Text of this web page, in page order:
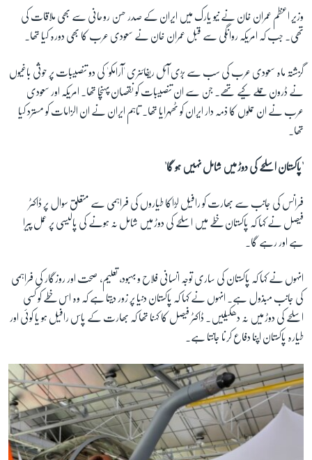
وزیر اعظم عمران خان نے نیو یارک میں ایران کے صدر حسن روحانی سے بھی ملاقات کی
تھی۔ جب کہ امریکہ روانگی سے قبل عمران خان نے سعودی عرب کا بھی دورہ کیا تھا۔
گزشتہ ماہ سعودی عرب کی سب سے بڑی آئل ریفائنری 'آرامکو' کی دو تنصیبات پر حوثی باغیوں
نے ڈرون حملے کیے تھے۔ جن سے ان تنصیبات کو نقصان پہنچا تھا۔ امریکہ اور سعودی
عرب نے ان حملوں کا ذمہ دار ایران کو ٹھہرایا تھا۔ تاہم ایران نے ان الزامات کو مسترد کیا
تھا۔
'پاکستان اسلحے کی دوڑ میں شامل نہیں ہو گا'
فرانس کی جانب سے بھارت کو رافیل لڑاکا طیاروں کی فراہمی سے متعلق سوال پر ڈاکٹر
فیصل نے کہا کہ پاکستان خطے میں اسلحے کی دوڑ میں شامل نہ ہونے کی پالیسی پر عمل پیرا
ہے اور رہے گا۔
انہوں نے کہا کہ پاکستان کی ساری توجہ انسانی فلاح و بہبود، تعلیم، صحت اور روزگار کی فراہمی
کی جانب مبذول ہے۔ انہوں نے کہا کہ پاکستان دنیا پر زور دیتا ہے کہ وہ اس خطے کو کسی
اسلحے کی دوڑ میں نہ دھکیلیں۔ ڈاکٹر فیصل کا کہنا تھا کہ بھارت کے پاس رافیل ہو یا کوئی اور
طیارہ پاکستان اپنا دفاع کرنا جانتا ہے۔